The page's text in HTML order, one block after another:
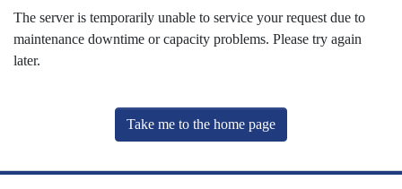
The server is temporarily unable to service your request due to
maintenance downtime or capacity problems. Please try again
later.
Take me to the home page